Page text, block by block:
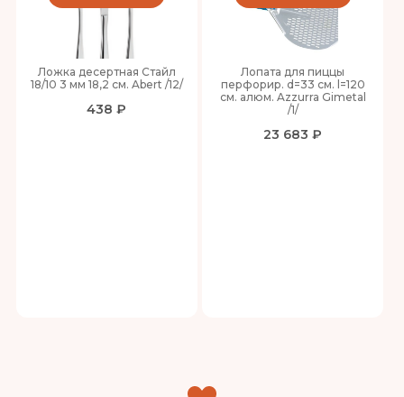
Ложка десертная Стайл
18/10 3 мм 18,2 см. Abert /12/
438 ₽
Лопата для пиццы
перфорир. d=33 см. l=120
см. алюм. Azzurra Gimetal
/1/
23 683 ₽